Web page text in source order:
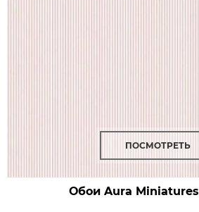
ПОСМОТРЕТЬ
Обои Aura Miniatures